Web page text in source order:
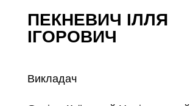
ПЕКНЕВИЧ ІЛЛЯ
ІГОРОВИЧ
Викладач